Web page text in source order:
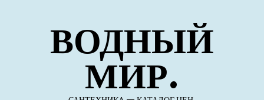
содержимомуВОДНЫЙ
МИР.